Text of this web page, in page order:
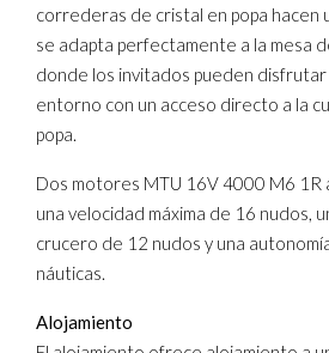
correderas de cristal en popa hacen
se adapta perfectamente a la mesa
donde los invitados pueden disfrutar
entorno con un acceso directo a la
popa.
Dos motores MTU 16V 4000 M6 1R
una velocidad máxima de 16 nudos,
crucero de 12 nudos y una
náuticas.
Alojamiento